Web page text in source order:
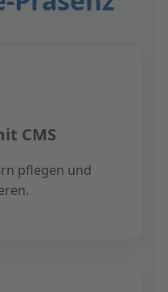
CMS
pflegen und